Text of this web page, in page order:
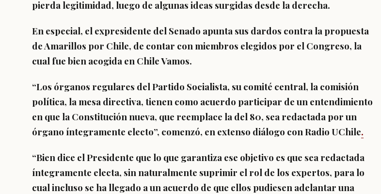
pierda legitimidad, luego de algunas ideas surgidas desde la derecha.
En especial, el expresidente del Senado apunta sus dardos contra la propuesta
de Amarillos por Chile, de contar con miembros elegidos por el Congreso, la
cual fue bien acogida en Chile Vamos.
“Los órganos regulares del Partido Socialista, su comité central, la comisión
política, la mesa directiva, tienen como acuerdo participar de un entendimiento
en que la Constitución nueva, que reemplace la del 80, sea redactada por un
órgano íntegramente electo”, comenzó, en extenso diálogo con Radio UChile.
“Bien dice el Presidente que lo que garantiza ese objetivo es que sea redactada
íntegramente electa, sin naturalmente suprimir el rol de los expertos, para lo
cual incluso se ha llegado a un acuerdo de que ellos pudiesen adelantar una